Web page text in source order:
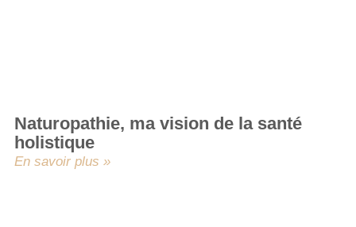
Naturopathie, ma vision de la santé
holistique
En savoir plus »